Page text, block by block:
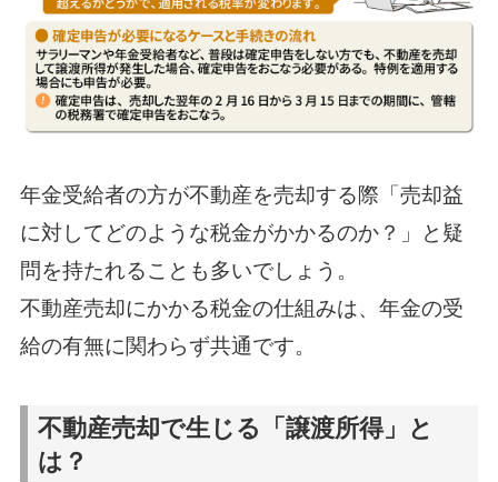
年金受給者の方が不動産を売却する際「売却益
に対してどのような税金がかかるのか？」と疑
問を持たれることも多いでしょう。
不動産売却にかかる税金の仕組みは、年金の受
給の有無に関わらず共通です。
不動産売却で生じる「譲渡所得」と
は？